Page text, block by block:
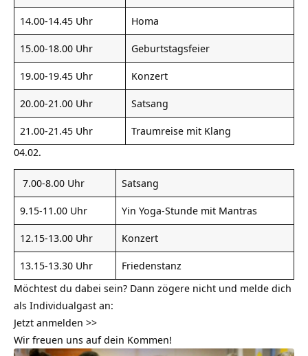
14.00-14.45 Uhr
Homa
15.00-18.00 Uhr
Geburtstagsfeier
19.00-19.45 Uhr
Konzert
20.00-21.00 Uhr
Satsang
21.00-21.45 Uhr
Traumreise mit Klang
04.02.
7.00-8.00 Uhr
Satsang
9.15-11.00 Uhr
Yin Yoga-Stunde mit Mantras
12.15-13.00 Uhr
Konzert
13.15-13.30 Uhr
Friedenstanz
Möchtest du dabei sein? Dann zögere nicht und melde dich
als Individualgast an:
Jetzt anmelden >>
Wir freuen uns auf dein Kommen!